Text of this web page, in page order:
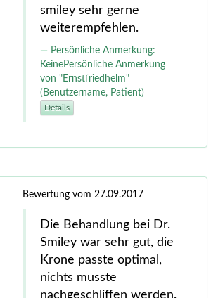
smiley sehr gerne
weiterempfehlen.
Persönliche Anmerkung:
KeinePersönliche Anmerkung
von "Ernstfriedhelm"
(Benutzername, Patient)
Details
Bewertung vom 27.09.2017
Die Behandlung bei Dr.
Smiley war sehr gut, die
Krone passte optimal,
nichts musste
nachgeschliffen werden.